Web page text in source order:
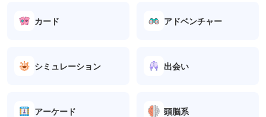
カード アドベンチャー
シミュレーション 出会い
アーケード 頭脳系